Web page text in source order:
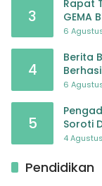
3
Rapat
GEMA
6
4
Berita
6
5
Soroti
TK Al-
4
Pendidikan